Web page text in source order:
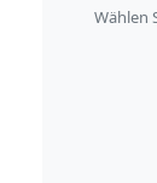
Wählen